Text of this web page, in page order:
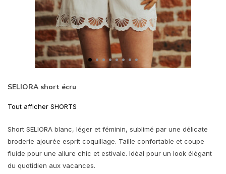
SELIORA short écru
Tout afficher SHORTS
Short SELIORA blanc, léger et féminin, sublimé par une délicate
broderie ajourée esprit coquillage. Taille confortable et coupe
fluide pour une allure chic et estivale. Idéal pour un look élégant
du quotidien aux vacances.